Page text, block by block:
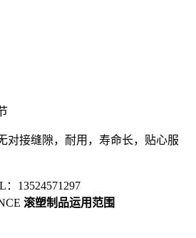
对接缝隙，耐用，寿命长，贴心服
：13524571297
滚塑制品运用范围